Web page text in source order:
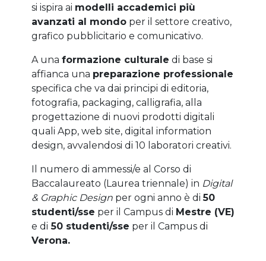
si ispira ai modelli accademici più
avanzati al mondoper il settore creativo,
grafico pubblicitario e comunicativo.
A una formazione culturale di base si
affianca una preparazione professionale
specifica che va dai principi di editoria,
fotografia, packaging, calligrafia, alla
progettazione di nuovi prodotti digitali
quali App, web site, digital information
design, avvalendosi di 10 laboratori creativi.
Il numero di ammessi/e al Corso di
Baccalaureato (Laurea triennale) in Digital
& Graphic Designper ogni anno è di50
studenti/sse per il Campus di Mestre (VE)
e di 50 studenti/sse per il Campus di
Verona.